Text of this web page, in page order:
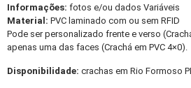
Informações: fotos e/ou dados Variáveis
Material: PVC laminado com ou sem RFID
Pode ser personalizado frente e verso
apenas uma das faces (Crachá em PVC 4×0).
Disponibilidade: crachas em Rio Formoso